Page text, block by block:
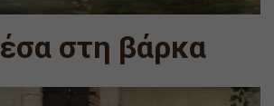
στη βάρκα